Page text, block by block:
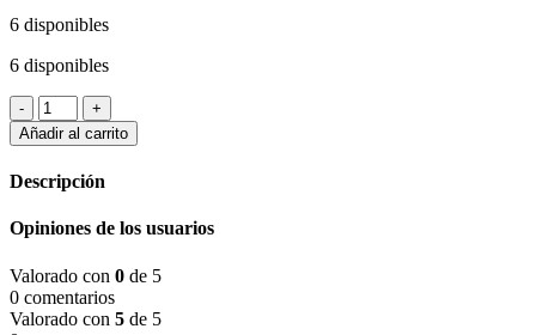
original
S/80.00.
6 disponibles
6 disponibles
Eau
Vitale
Té
Verde
Colonia
200ml.
cantidad
Añadir al carrito
Descripción
Opiniones de los usuarios
Valorado con 0 de 5
0 comentarios
Valorado con 5 de 5